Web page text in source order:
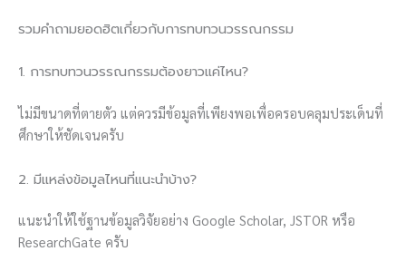
รวมคำถามยอดฮิตเกี่ยวกับการทบทวนวรรณกรรม
1. การทบทวนวรรณกรรมต้องยาวแค่ไหน?
ไม่มีขนาดที่ตายตัว แต่ควรมีข้อมูลที่เพียงพอเพื่อครอบคลุมประเด็นที่
ศึกษาให้ชัดเจนครับ
2. มีแหล่งข้อมูลไหนที่แนะนำบ้าง?
แนะนำให้ใช้ฐานข้อมูลวิจัยอย่าง Google Scholar, JSTOR หรือ
ResearchGate ครับ